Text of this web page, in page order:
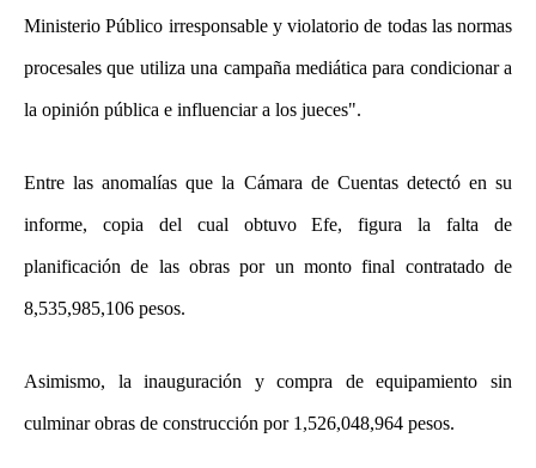
Ministerio Público irresponsable y violatorio de todas las normas
procesales que utiliza una campaña mediática para condicionar a
la opinión pública e influenciar a los jueces".
Entre las anomalías que la Cámara de Cuentas detectó en su
informe, copia del cual obtuvo Efe, figura la falta de
planificación de las obras por un monto final contratado de
8,535,985,106 pesos.
Asimismo, la inauguración y compra de equipamiento sin
culminar obras de construcción por 1,526,048,964 pesos.